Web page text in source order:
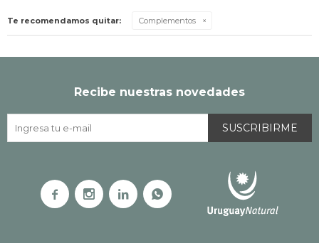
Te recomendamos quitar: Complementos
Recibe nuestras novedades
SUSCRIBIRME
   